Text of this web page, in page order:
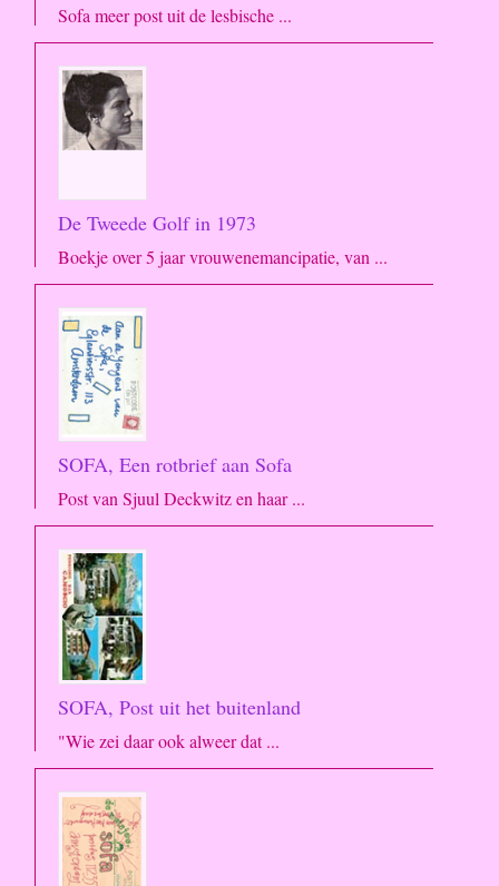
Sofa meer post uit de lesbische ...
De Tweede Golf in 1973
Boekje over 5 jaar vrouwenemancipatie, van ...
SOFA, Een rotbrief aan Sofa
Post van Sjuul Deckwitz en haar ...
SOFA, Post uit het buitenland
"Wie zei daar ook alweer dat ...